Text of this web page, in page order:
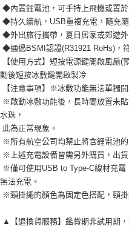
◆內置鋰電池，可手持上飛機或置
◆持久續航，USB重複充電，隨充
◆外出旅行攜帶，夏日居家或郊遊外
◆通過BSMI認證(R31921 RoHs)，
【使用方式】短按電源鍵開啟風扇(
動後短按冰敷鍵開啟製冷
【注意事項】※冰敷功能無法單獨
※啟動冰敷功能後，長時間放置未
水珠，
此為正常現象。
※所有航空公司均禁止將含鋰電池
※上述充電設備皆需另外購買，出
※僅可使用USB to Type-C線材充電
無法充電。
※頸掛繩的顏色為固定色搭配，頸掛
▲【退換貨服務】鑑賞期非試用期